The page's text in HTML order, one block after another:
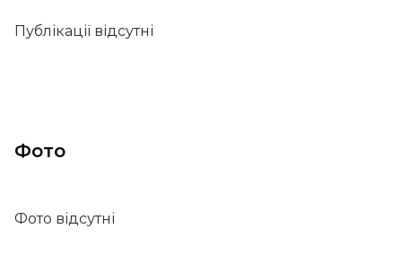
Публікації відсутні
Фото
Фото відсутні